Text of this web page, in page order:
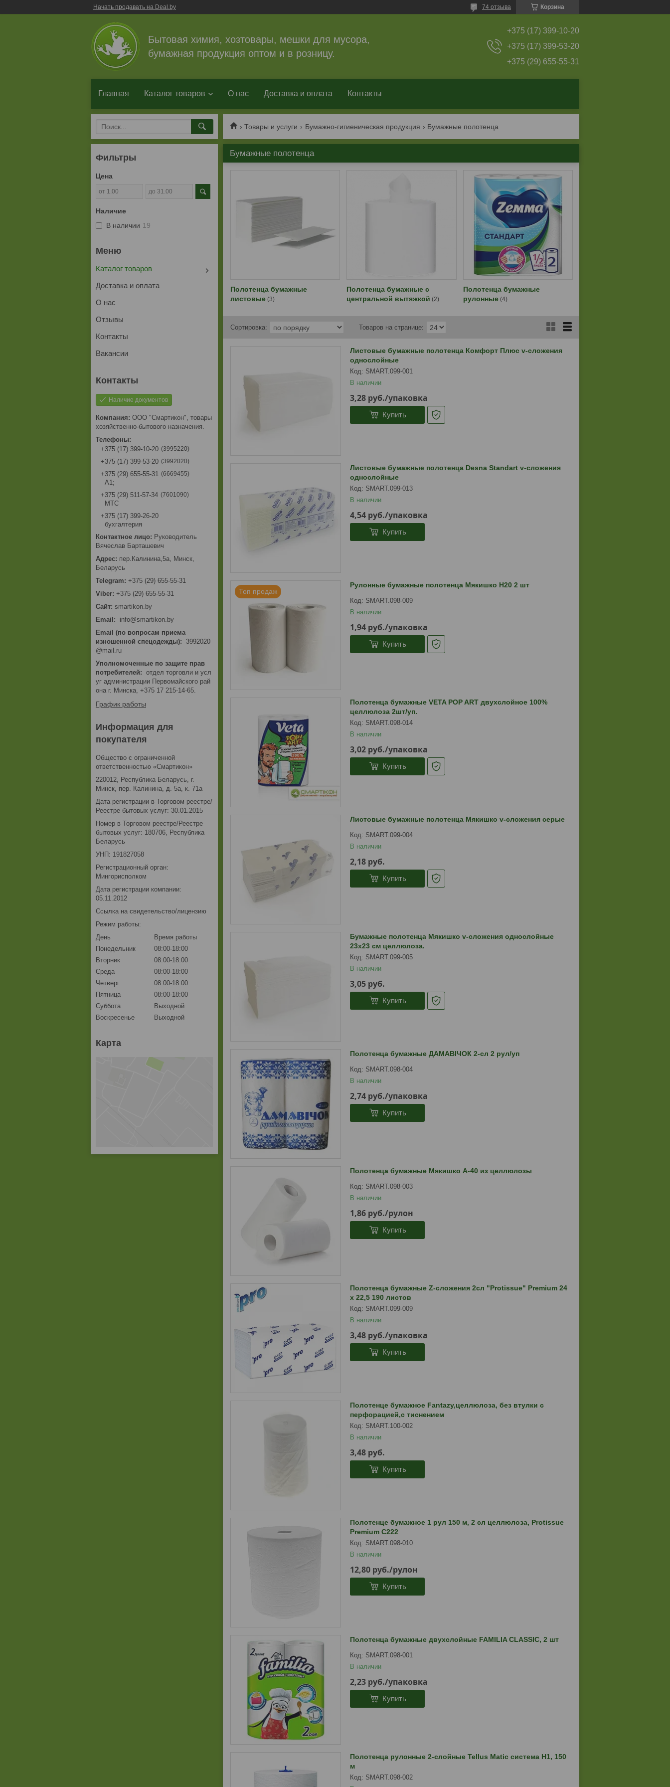
Начать продавать на Deal.by Корзина
74 отзыва
Бытовая химия, хозтовары, мешки для мусора,
бумажная продукция оптом и в розницу.
+375 (17) 399-10-20
+375 (17) 399-53-20
+375 (29) 655-55-31
Главная Каталог товаров О нас Доставка и оплата Контакты
Товары и услуги Бумажно-гигиеническая продукция Бумажные полотенца
Бумажные полотенца
Полотенца бумажные
листовые 3
Полотенца бумажные с
центральной вытяжкой 2
Полотенца бумажные
рулонные 4
Листовые бумажные полотенца Комфорт Плюс v-сложения
однослойные
SMART.099-001
В наличии
3,28 руб./упаковка
Купить
Листовые бумажные полотенца Desna Standart v-сложения
однослойные
SMART.099-013
В наличии
4,54 руб./упаковка
Купить
Топ продаж
Рулонные бумажные полотенца Мякишко H20 2 шт
SMART.098-009
В наличии
1,94 руб./упаковка
Купить
Полотенца бумажные VETA POP ART двухслойное 100%
целлюлоза 2шт/уп.
SMART.098-014
В наличии
3,02 руб./упаковка
Купить
Листовые бумажные полотенца Мякишко v-сложения серые
SMART.099-004
В наличии
2,18 руб.
Купить
Бумажные полотенца Мякишко v-сложения однослойные
23х23 см целлюлоза.
SMART.099-005
В наличии
3,05 руб.
Купить
Полотенца бумажные ДАМАВIЧОК 2-сл 2 рул/уп
SMART.098-004
В наличии
2,74 руб./упаковка
Купить
Полотенца бумажные Мякишко А-40 из целлюлозы
SMART.098-003
В наличии
1,86 руб./рулон
Купить
Полотенца бумажные Z-сложения 2сл "Protissue" Premium 24
х 22,5 190 листов
SMART.099-009
В наличии
3,48 руб./упаковка
Купить
Полотенце бумажное Fantazy,целлюлоза, без втулки с
перфорацией,с тиснением
SMART.100-002
В наличии
3,48 руб.
Купить
Полотенце бумажное 1 рул 150 м, 2 сл целлюлоза, Protissue
Premium С222
SMART.098-010
В наличии
12,80 руб./рулон
Купить
Полотенца бумажные двухслойные FAMILIA CLASSIC, 2 шт
SMART.098-001
В наличии
2,23 руб./упаковка
Купить
Полотенца рулонные 2-слойные Tellus Matic система H1, 150
м
SMART.098-002
Фильтры
Цена
Наличие
В наличии 19
Каталог товаров
Доставка и оплата
О нас
Отзывы
Контакты
Вакансии
Наличие документов
ООО "Смартикон", товары
хозяйственно-бытового назначения.
+375 (17) 399-10-20 3995220
+375 (17) 399-53-20 3992020
+375 (29) 655-55-31 6669455
A1;
+375 (29) 511-57-34
7601090
МТС
+375 (17) 399-26-20
бухгалтерия
Руководитель
Вячеслав Барташевич
пер.Калинина,5а, Минск,
Беларусь
+375 (29) 655-55-31
+375 (29) 655-55-31
smartikon.by
Email
info@smartikon.by
Email (по вопросам приема
изношенной спецодежды)
3992020
@mail.ru
Уполномоченные по защите прав
потребителей
отдел торговли и усл
уг администрации Первомайского рай
она г. Минска, +375 17 215-14-65.
График работы
Информация для
покупателя
Общество с ограниченной
ответственностью «Смартикон»
220012, Республика Беларусь, г.
Минск, пер. Калинина, д. 5а, к. 71а
Дата регистрации в Торговом реестре/
Реестре бытовых услуг: 30.01.2015
Номер в Торговом реестре/Реестре
бытовых услуг: 180706, Республика
Беларусь
УНП: 191827058
Регистрационный орган:
Мингорисполком
Дата регистрации компании:
05.11.2012
Ссылка на свидетельство/лицензию
Режим работы:
День
Время работы
Понедельник
08:00-18:00
Вторник
08:00-18:00
Среда
08:00-18:00
Четверг
08:00-18:00
Пятница
08:00-18:00
Суббота
Выходной
Воскресенье
Выходной
Карта